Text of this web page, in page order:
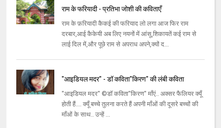
राम के फरियादी - प्रतिभा जोशी की कविताएँ
राम के फ़रियादी कैकई की फरियाद लो लगा आज फिर राम
दरबार,आई कैकेयी अब लिए नयनों में आंसू,शिकायतें कई राम से
लाई दिल में,और पूछे राम से अपराध अपने,क्यों द...
"आइडियल मदर" - डॉ कविता"किरण" की लंबी कविता
"आइडियल मदर" ©डॉ कविता"किरण" माँएं.. अक्सर फैलियर क्यूँ
होती हैं.... क्यूँ बच्चे तुलना करते हैं अपनी माँओं की दूसरे बच्चों की
माँओं के साथ.. उन्हें ...